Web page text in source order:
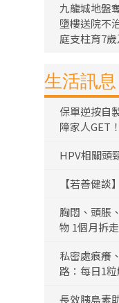
九龍城地盤
墮樓送院不
庭支柱育7
生活訊息
保單逆按自
障家人GET
HPV相關頭
【若善健談
胸悶、頭脹
物 1個月拆
私密處痕癢
路：每日1
長效胰島素